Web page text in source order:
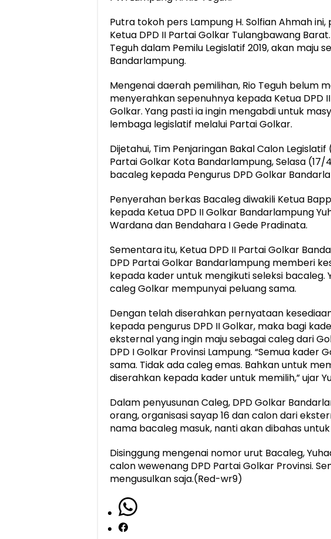
Putra tokoh pers Lampung H. Solfian Ahmah
Ketua DPD II Partai Golkar Tulangbawang
Teguh dalam Pemilu Legislatif 2019, akan maju
Bandarlampung.
Mengenai daerah pemilihan, Rio Teguh belum
menyerahkan sepenuhnya kepada Ketua DPD
Golkar. Yang pasti ia ingin mengabdi untuk
lembaga legislatif melalui Partai Golkar.
Dijetahui, Tim Penjaringan Bakal Calon Legislatif
Partai Golkar Kota Bandarlampung, Selasa
bacaleg kepada Pengurus DPD Golkar
Penyerahan berkas Bacaleg diwakili Ketua
kepada Ketua DPD II Golkar Bandarlampung
Wardana dan Bendahara I Gede Pradinata.
Sementara itu, Ketua DPD II Partai Golkar
DPD Partai Golkar Bandarlampung memberi
kepada kader untuk mengikuti seleksi bacaleg.
caleg Golkar mempunyai peluang sama.
Dengan telah diserahkan pernyataan
kepada pengurus DPD II Golkar, maka bagi
eksternal yang ingin maju sebagai caleg dari
DPD I Golkar Provinsi Lampung. “Semua kader
sama. Tidak ada caleg emas. Bahkan untuk
diserahkan kepada kader untuk memilih,” ujar
Dalam penyusunan Caleg, DPD Golkar
orang, organisasi sayap 16 dan calon dari
nama bacaleg masuk, nanti akan dibahas untuk
Disinggung mengenai nomor urut Bacaleg,
calon wewenang DPD Partai Golkar Provinsi.
mengusulkan saja.(Red-wr9)